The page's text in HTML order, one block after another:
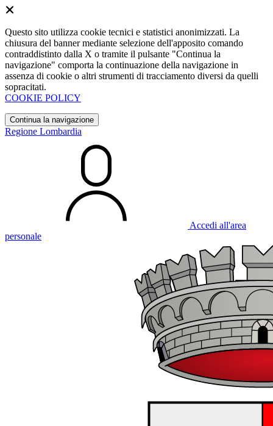
Questo sito utilizza cookie tecnici e statistici anonimizzati. La
chiusura del banner mediante selezione dell'apposito comando
contraddistinto dalla X o tramite il pulsante "Continua la
navigazione" comporta la continuazione della navigazione in
assenza di cookie o altri strumenti di tracciamento diversi da quelli
sopracitati.
COOKIE POLICY
Continua la navigazione
Regione Lombardia
Accedi all'area
personale